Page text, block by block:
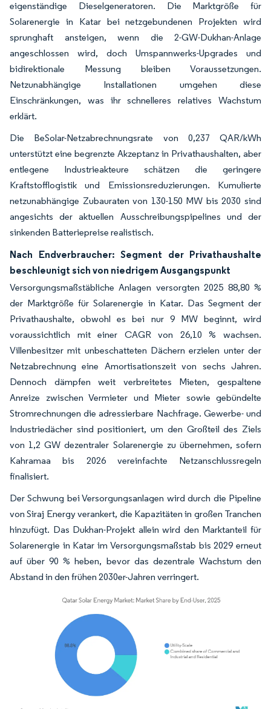
eigenständige Dieselgeneratoren. Die Marktgröße für
Solarenergie in Katar bei netzgebundenen Projekten wird
sprunghaft ansteigen, wenn die 2-GW-Dukhan-Anlage
angeschlossen wird, doch Umspannwerks-Upgrades und
bidirektionale Messung bleiben Voraussetzungen.
Netzunabhängige Installationen umgehen diese
Einschränkungen, was ihr schnelleres relatives Wachstum
erklärt.
Die BeSolar-Netzabrechnungsrate von 0,237 QAR/kWh
unterstützt eine begrenzte Akzeptanz in Privathaushalten, aber
entlegene Industrieakteure schätzen die geringere
Kraftstofflogistik und Emissionsreduzierungen. Kumulierte
netzunabhängige Zubauraten von 130-150 MW bis 2030 sind
angesichts der aktuellen Ausschreibungspipelines und der
sinkenden Batteriepreise realistisch.
Nach Endverbraucher: Segment der Privathaushalte
beschleunigt sich von niedrigem Ausgangspunkt
Versorgungsmaßstäbliche Anlagen versorgten 2025 88,80 %
der Marktgröße für Solarenergie in Katar. Das Segment der
Privathaushalte, obwohl es bei nur 9 MW beginnt, wird
voraussichtlich mit einer CAGR von 26,10 % wachsen.
Villenbesitzer mit unbeschatteten Dächern erzielen unter der
Netzabrechnung eine Amortisationszeit von sechs Jahren.
Dennoch dämpfen weit verbreitetes Mieten, gespaltene
Anreize zwischen Vermieter und Mieter sowie gebündelte
Stromrechnungen die adressierbare Nachfrage. Gewerbe- und
Industriedächer sind positioniert, um den Großteil des Ziels
von 1,2 GW dezentraler Solarenergie zu übernehmen, sofern
Kahramaa bis 2026 vereinfachte Netzanschlussregeln
finalisiert.
Der Schwung bei Versorgungsanlagen wird durch die Pipeline
von Siraj Energy verankert, die Kapazitäten in großen Tranchen
hinzufügt. Das Dukhan-Projekt allein wird den Marktanteil für
Solarenergie in Katar im Versorgungsmaßstab bis 2029 erneut
auf über 90 % heben, bevor das dezentrale Wachstum den
Abstand in den frühen 2030er-Jahren verringert.